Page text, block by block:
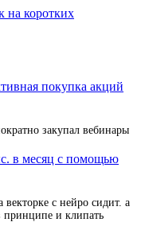
на коротких
покупка акций
закупал вебинары
в месяц с помощью
с нейро сидит. а
принципе и клипать